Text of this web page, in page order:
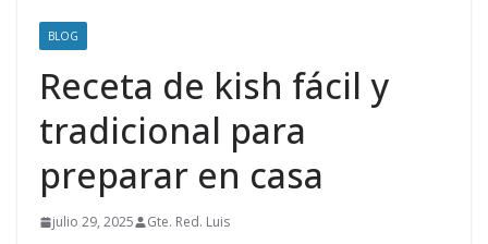
BLOG
Receta de kish fácil y
tradicional para
preparar en casa
julio 29, 2025 Gte. Red. Luis